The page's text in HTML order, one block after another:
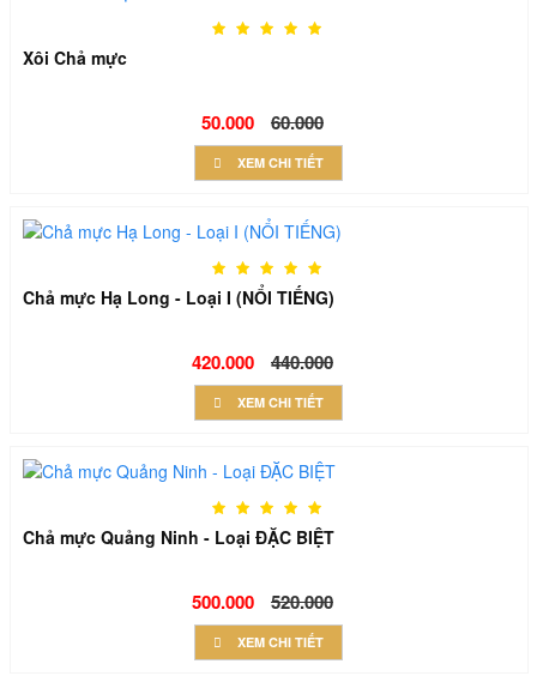
Xôi Chả mực
50.000 60.000
XEM CHI TIẾT
Chả mực Hạ Long - Loại I (NỔI TIẾNG)
420.000 440.000
XEM CHI TIẾT
Chả mực Quảng Ninh - Loại ĐẶC BIỆT
500.000 520.000
XEM CHI TIẾT